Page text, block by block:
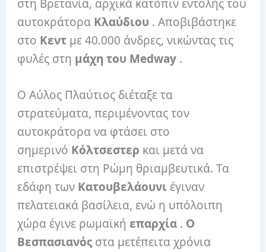
στη Βρετανία, αρχικά κατόπιν εντολής του
αυτοκράτορα Κλαύδιου . Αποβιβάστηκε
στο Κεντ με 40.000 άνδρες, νικώντας τις
φυλές στη μάχη του Medway .
Ο Αύλος Πλαύτιος διέταξε τα
στρατεύματα, περιμένοντας τον
αυτοκράτορα να φτάσει στο
σημερινό Κόλτσεστερ και μετά να
επιστρέψει στη Ρώμη θριαμβευτικά. Τα
εδάφη των Κατουβελάουνι έγιναν
πελατειακά βασίλεια, ενώ η υπόλοιπη
χώρα έγινε ρωμαϊκήεπαρχία . Ο
Βεσπασιανόςστα μετέπειτα χρόνια